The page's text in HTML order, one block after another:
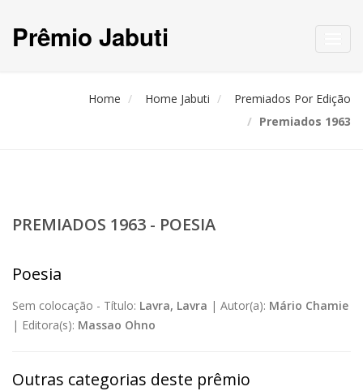
Prêmio Jabuti
Home Home Jabuti
Premiados Por Edição
Premiados 1963
PREMIADOS 1963 - POESIA
Poesia
Sem colocação - Título: Lavra, Lavra | Autor(a): Mário Chamie
| Editora(s): Massao Ohno
Outras categorias deste prêmio